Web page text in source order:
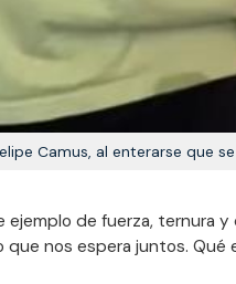
Camus, al enterarse que
ejemplo de fuerza, ternura
nos espera juntos. Qué